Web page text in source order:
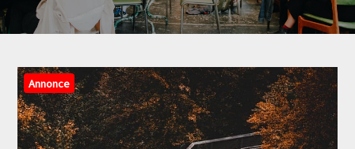
Annonce